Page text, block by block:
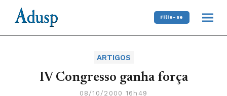
Filie-se
ARTIGOS
IV Congresso ganha força
08/10/2000 16h49